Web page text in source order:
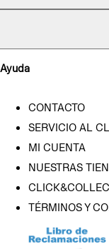
Ayuda
CONTACTO
SERVICIO AL
MI CUENTA
NUESTRAS
TÉRMINOS Y